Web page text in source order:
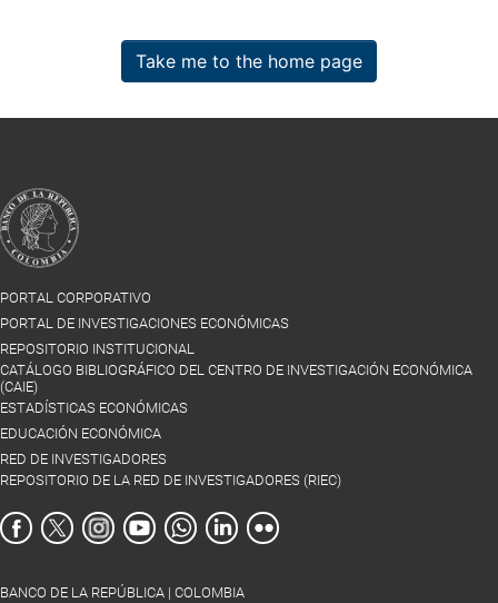
Take me to the home page
PORTAL CORPORATIVO
PORTAL DE INVESTIGACIONES ECONÓMICAS
REPOSITORIO INSTITUCIONAL
CATÁLOGO BIBLIOGRÁFICO DEL CENTRO DE INVESTIGACIÓN ECONÓMICA
(CAIE)
ESTADÍSTICAS ECONÓMICAS
EDUCACIÓN ECONÓMICA
RED DE INVESTIGADORES
REPOSITORIO DE LA RED DE INVESTIGADORES (RIEC)
BANCO DE LA REPÚBLICA | COLOMBIA